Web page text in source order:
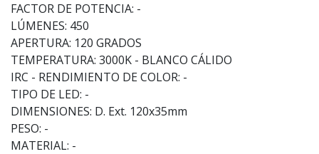
FACTOR DE POTENCIA: -
LÚMENES: 450
APERTURA: 120 GRADOS
TEMPERATURA: 3000K - BLANCO CÁLIDO
IRC - RENDIMIENTO DE COLOR: -
TIPO DE LED: -
DIMENSIONES: D. Ext. 120x35mm
PESO: -
MATERIAL: -